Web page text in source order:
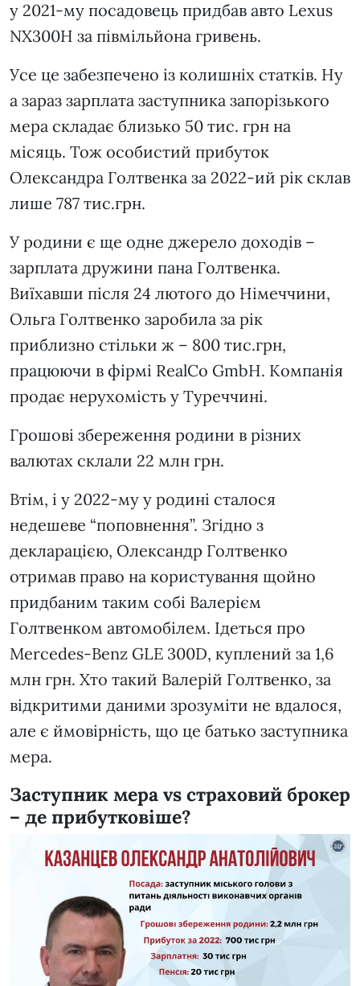
у 2021-му посадовець придбав авто Lexus
NX300H за півмільйона гривень.
Усе це забезпечено із колишніх статків. Ну
а зараз зарплата заступника запорізького
мера складає близько 50 тис. грн на
місяць. Тож особистий прибуток
Олександра Голтвенка за 2022-ий рік склав
лише 787 тис.грн.
У родини є ще одне джерело доходів –
зарплата дружини пана Голтвенка.
Виїхавши після 24 лютого до Німеччини,
Ольга Голтвенко заробила за рік
приблизно стільки ж – 800 тис.грн,
працюючи в фірмі RealCo GmbH. Компанія
продає нерухомість у Туреччині.
Грошові збереження родини в різних
валютах склали 22 млн грн.
Втім, і у 2022-му у родині сталося
недешеве “поповнення”. Згідно з
декларацією, Олександр Голтвенко
отримав право на користування щойно
придбаним таким собі Валерієм
Голтвенком автомобілем. Ідеться про
Mercedes-Benz GLE 300D, куплений за 1,6
млн грн. Хто такий Валерій Голтвенко, за
відкритими даними зрозуміти не вдалося,
але є ймовірність, що це батько заступника
мера.
Заступник мера vs страховий брокер
– де прибутковіше?